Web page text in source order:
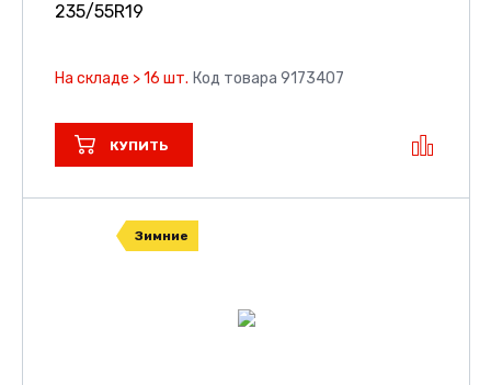
235/55R19
На складе > 16 шт. Код товара 9173407
КУПИТЬ
Зимние